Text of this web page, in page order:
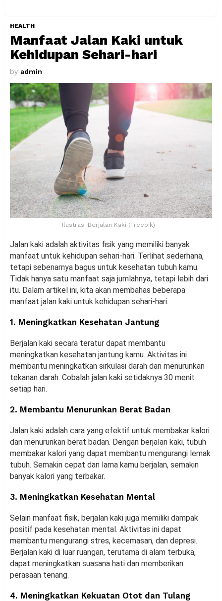
HEALTH
Manfaat Jalan Kaki untuk
Kehidupan Sehari-hari
by admin
Ilustrasi Berjalan Kaki (Freepik)
Jalan kaki adalah aktivitas fisik yang memiliki banyak
manfaat untuk kehidupan sehari-hari. Terlihat sederhana,
tetapi sebenarnya bagus untuk kesehatan tubuh kamu.
Tidak hanya satu manfaat saja jumlahnya, tetapi lebih dari
itu. Dalam artikel ini, kita akan membahas beberapa
manfaat jalan kaki untuk kehidupan sehari-hari.
1. Meningkatkan Kesehatan Jantung
Berjalan kaki secara teratur dapat membantu
meningkatkan kesehatan jantung kamu. Aktivitas ini
membantu meningkatkan sirkulasi darah dan menurunkan
tekanan darah. Cobalah jalan kaki setidaknya 30 menit
setiap hari.
2. Membantu Menurunkan Berat Badan
Jalan kaki adalah cara yang efektif untuk membakar kalori
dan menurunkan berat badan. Dengan berjalan kaki, tubuh
membakar kalori yang dapat membantu mengurangi lemak
tubuh. Semakin cepat dan lama kamu berjalan, semakin
banyak kalori yang terbakar.
3. Meningkatkan Kesehatan Mental
Selain manfaat fisik, berjalan kaki juga memiliki dampak
positif pada kesehatan mental. Aktivitas ini dapat
membantu mengurangi stres, kecemasan, dan depresi.
Berjalan kaki di luar ruangan, terutama di alam terbuka,
dapat meningkatkan suasana hati dan memberikan
perasaan tenang.
4. Meningkatkan Kekuatan Otot dan Tulang